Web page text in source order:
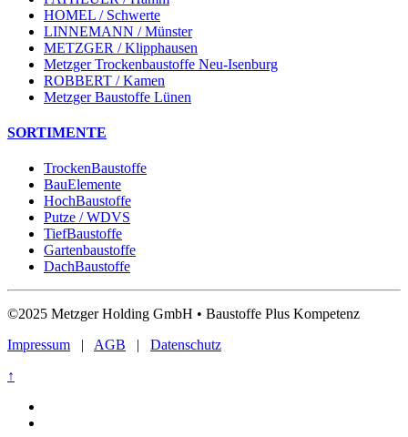
HOMEL / Schwerte
LINNEMANN / Münster
METZGER / Klipphausen
Metzger Trockenbaustoffe Neu-Isenburg
ROBBERT / Kamen
Metzger Baustoffe Lünen
SORTIMENTE
TrockenBaustoffe
BauElemente
HochBaustoffe
Putze / WDVS
TiefBaustoffe
Gartenbaustoffe
DachBaustoffe
©2025 Metzger Holding GmbH • Baustoffe Plus Kompetenz
Impressum | AGB | Datenschutz
↑